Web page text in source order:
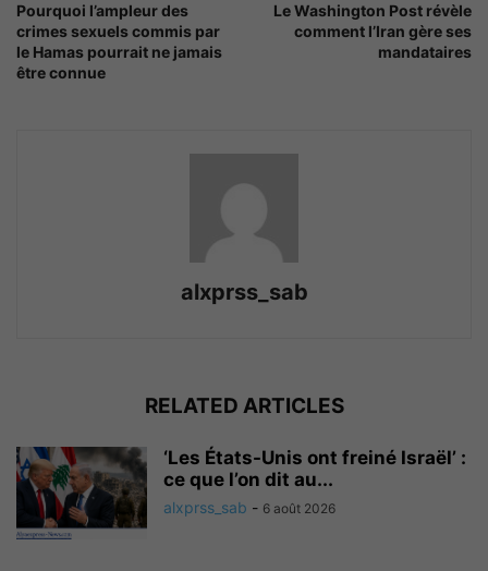
Pourquoi l’ampleur des
crimes sexuels commis par
le Hamas pourrait ne jamais
être connue
Le Washington Post révèle
comment l’Iran gère ses
mandataires
alxprss_sab
RELATED ARTICLES
‘Les États-Unis ont freiné Israël’ :
ce que l’on dit au...
alxprss_sab - 6 août 2026